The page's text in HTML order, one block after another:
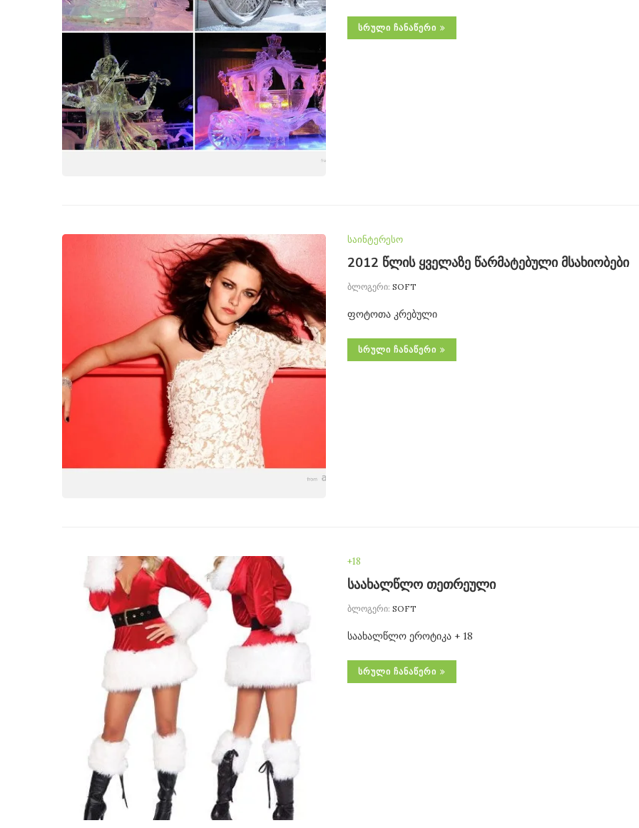
ᲡᲠᲣᲚᲘ ᲩᲐᲜᲐᲬᲔᲠᲘ
საინტერესო
2012 წლის ყველაზე წარმატებული მსახიობები
ბლოგერი: SOFT
ფოტოთა კრებული
ᲡᲠᲣᲚᲘ ᲩᲐᲜᲐᲬᲔᲠᲘ
+18
საახალწლო თეთრეული
ბლოგერი: SOFT
საახალწლო ეროტიკა + 18
ᲡᲠᲣᲚᲘ ᲩᲐᲜᲐᲬᲔᲠᲘ